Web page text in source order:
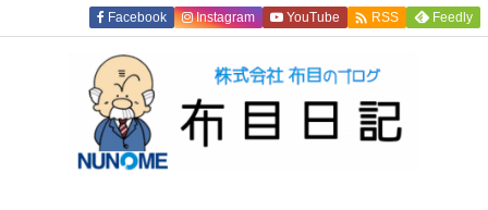
Facebook Instagram YouTube  RSS Feedly